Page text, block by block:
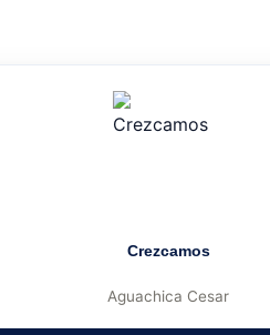
Crezcamos
Aguachica Cesar